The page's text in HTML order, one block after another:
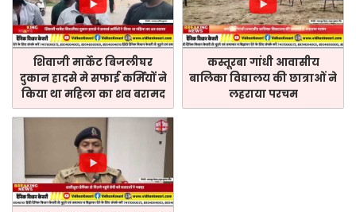
शिवाजी मार्केट बिजलीघर
दुकान हादसे मे सफाई कर्मियों ने
किया था महिला का शव बरामद
कस्तूरबा गांधी आवासीय
बालिका विद्यालय की छात्राओं ने
लहराया परचम